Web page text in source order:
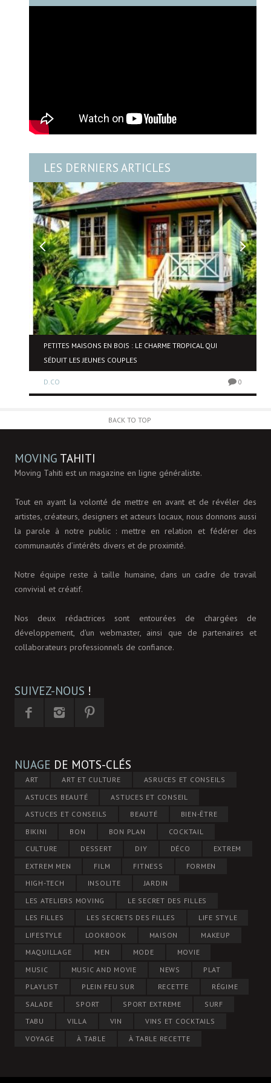
LES DERNIERS ARTICLES
PETITES MAISONS EN BOIS : LE CHARME TROPICAL QUI
SÉDUIT LES JEUNES COUPLES
D.CO 0
BACK TO TOP
MOVING TAHITI
Moving Tahiti est un magazine en ligne généraliste.
Tout en ayant la volonté de mettre en avant et de révéler des
artistes, créateurs, designers et acteurs locaux, nous donnons aussi
la parole à notre public : mettre en relation et fédérer des
communautés d’intérêts divers et de proximité.
Notre équipe reste à taille humaine, dans un cadre de travail
convivial et créatif.
Nos deux rédactrices sont entourées de chargées de
développement, d'un webmaster, ainsi que de partenaires et
collaborateurs professionnels de confiance.
SUIVEZ-NOUS !
NUAGE DE MOTS-CLÉS
ART ART ET CULTURE
ASRUCES ET CONSEILS
ASTUCES BEAUTÉ
ASTUCES ET CONSEIL
ASTUCES ET CONSEILS
BEAUTÉ
BIEN-ÊTRE
BIKINI
BON BON PLAN
COCKTAIL
CULTURE
DESSERT DIY DÉCO
EXTREM
EXTREM MEN
FILM FITNESS
FORMEN
HIGH-TECH
INSOLITE
JARDIN
LES ATELIERS MOVING
LE SECRET DES FILLES
LES FILLES
LES SECRETS DES FILLES
LIFE STYLE
LIFESTYLE
LOOKBOOK MAISON
MAKEUP
MAQUILLAGE
MEN MODE
MOVIE
MUSIC
MUSIC AND MOVIE NEWS
PLAT
PLAYLIST
PLEIN FEU SUR RECETTE
RÉGIME
SALADE
SPORT SPORT EXTREME
SURF
TABU
VILLA VIN
VINS ET COCKTAILS
VOYAGE
À TABLE À TABLE RECETTE